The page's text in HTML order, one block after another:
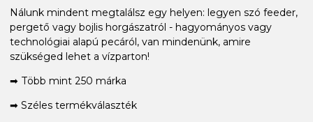
Nálunk mindent megtalálsz egy helyen: legyen szó feeder,
pergető vagy bojlis horgászatról - hagyományos vagy
technológiai alapú pecáról, van mindenünk, amire
szükséged lehet a vízparton!
➡ Több mint 250 márka
➡ Széles termékválaszték